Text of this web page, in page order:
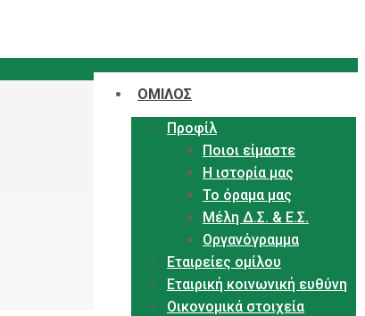
ΟΜΙΛΟΣ
Προφίλ
Ποιοι είμαστε
Η ιστορία μας
Το όραμα μας
Μέλη Δ.Σ. & Ε.Σ.
Οργανόγραμμα
Εταιρείες ομίλου
Εταιρική κοινωνική ευθύνη
Οικονομικά στοιχεία